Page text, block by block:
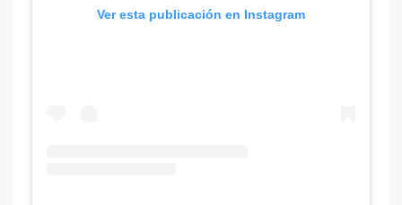
Ver esta publicación en Instagram